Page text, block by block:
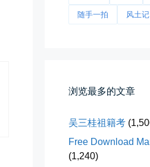
落雪音乐下载最
随手一拍 风土记
浏览最多的文章
吴三桂祖籍考
Free Download
(1,240)